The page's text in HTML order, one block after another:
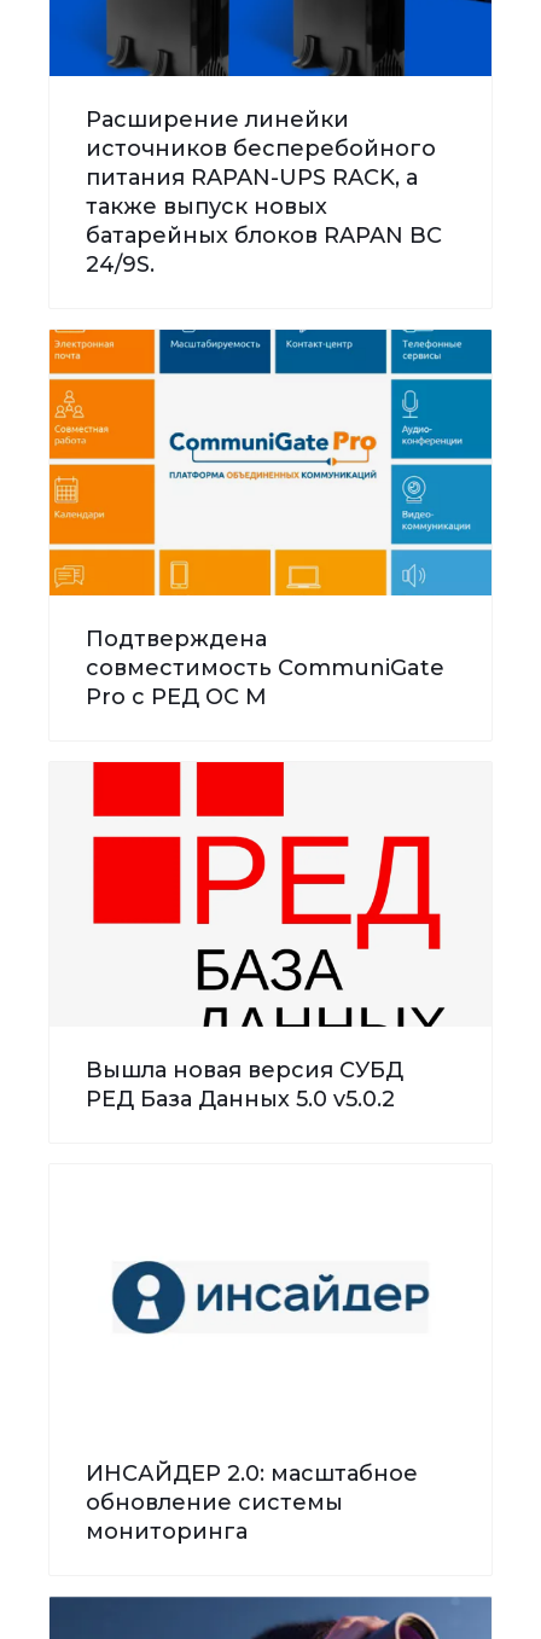
Расширение линейки
источников бесперебойного
питания RAPAN-UPS RACK, а
также выпуск новых
батарейных блоков RAPAN BC
24/9S.
Подтверждена
совместимость CommuniGate
Pro с РЕД ОС М
Вышла новая версия СУБД
РЕД База Данных 5.0 v5.0.2
ИНСАЙДЕР 2.0: масштабное
обновление системы
мониторинга